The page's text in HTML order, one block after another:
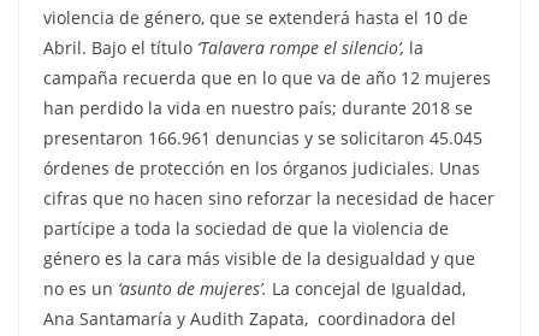
violencia de género, que se extenderá hasta el 10 de
Abril. Bajo el título ‘Talavera rompe el silencio’, la
campaña recuerda que en lo que va de año 12 mujeres
han perdido la vida en nuestro país; durante 2018 se
presentaron 166.961 denuncias y se solicitaron 45.045
órdenes de protección en los órganos judiciales. Unas
cifras que no hacen sino reforzar la necesidad de hacer
partícipe a toda la sociedad de que la violencia de
género es la cara más visible de la desigualdad y que
no es un ‘asunto de mujeres’. La concejal de Igualdad,
Ana Santamaría y Audith Zapata, coordinadora del